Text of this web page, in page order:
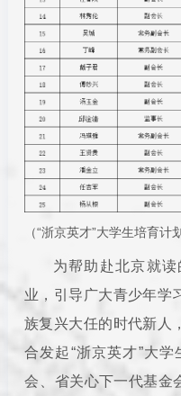
（“浙京英才”大学生培育计
为帮助赴北京就
业，引导广大青少年学
族复兴大任的时代新人
合发起“浙京英才”大学
会、 省关心下一代基金